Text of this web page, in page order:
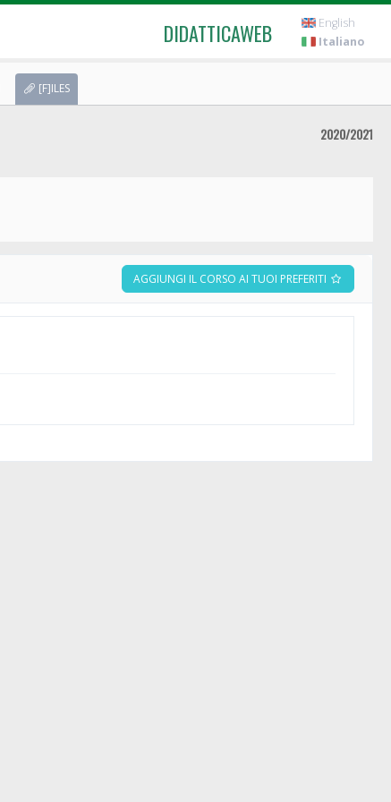
DIDATTICAWEB
English
Italiano
[F]ILES
2020/2021
AGGIUNGI IL CORSO AI TUOI PREFERITI